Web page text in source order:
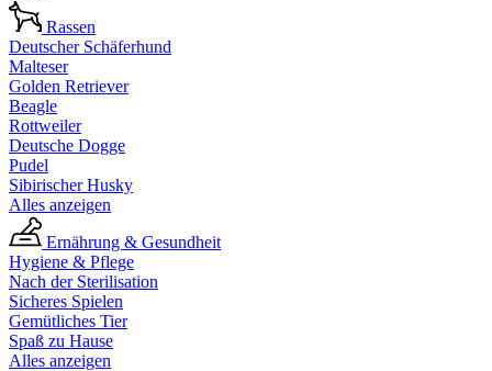
Rassen
Deutscher Schäferhund
Malteser
Golden Retriever
Beagle
Rottweiler
Deutsche Dogge
Pudel
Sibirischer Husky
Alles anzeigen
Ernährung & Gesundheit
Hygiene & Pflege
Nach der Sterilisation
Sicheres Spielen
Gemütliches Tier
Spaß zu Hause
Alles anzeigen